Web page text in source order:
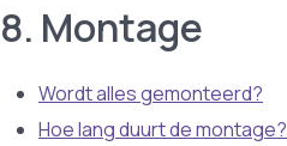
8. Montage
Wordt alles gemonteerd?
Hoe lang duurt de montage?